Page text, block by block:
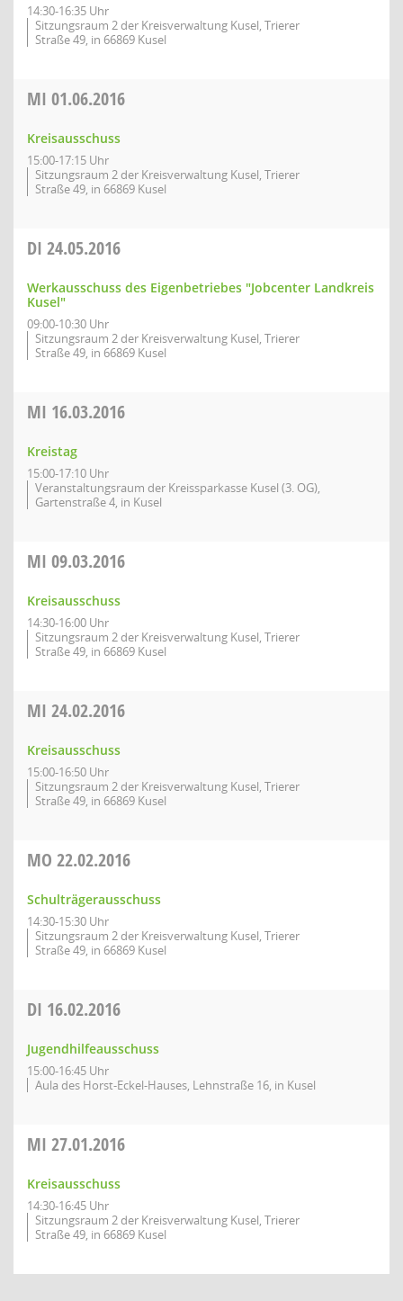
14:30-16:35 Uhr
Sitzungsraum 2 der Kreisverwaltung Kusel, Trierer
Straße 49, in 66869 Kusel
MI 01.06.2016
Kreisausschuss
15:00-17:15 Uhr
Sitzungsraum 2 der Kreisverwaltung Kusel, Trierer
Straße 49, in 66869 Kusel
DI 24.05.2016
Werkausschuss des Eigenbetriebes "Jobcenter Landkreis
Kusel"
09:00-10:30 Uhr
Sitzungsraum 2 der Kreisverwaltung Kusel, Trierer
Straße 49, in 66869 Kusel
MI 16.03.2016
Kreistag
15:00-17:10 Uhr
Veranstaltungsraum der Kreissparkasse Kusel (3. OG),
Gartenstraße 4, in Kusel
MI 09.03.2016
Kreisausschuss
14:30-16:00 Uhr
Sitzungsraum 2 der Kreisverwaltung Kusel, Trierer
Straße 49, in 66869 Kusel
MI 24.02.2016
Kreisausschuss
15:00-16:50 Uhr
Sitzungsraum 2 der Kreisverwaltung Kusel, Trierer
Straße 49, in 66869 Kusel
MO 22.02.2016
Schulträgerausschuss
14:30-15:30 Uhr
Sitzungsraum 2 der Kreisverwaltung Kusel, Trierer
Straße 49, in 66869 Kusel
DI 16.02.2016
Jugendhilfeausschuss
15:00-16:45 Uhr
Aula des Horst-Eckel-Hauses, Lehnstraße 16, in Kusel
MI 27.01.2016
Kreisausschuss
14:30-16:45 Uhr
Sitzungsraum 2 der Kreisverwaltung Kusel, Trierer
Straße 49, in 66869 Kusel